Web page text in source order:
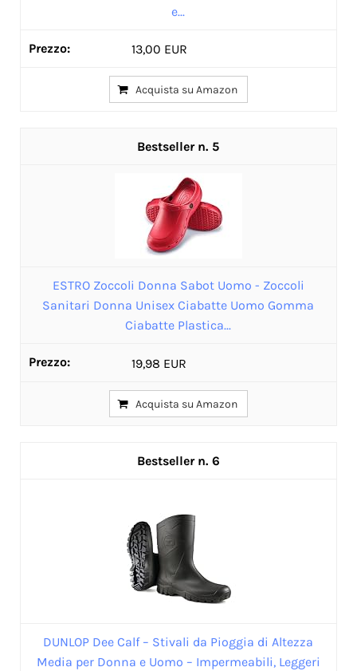
e...
13,00 EUR
Acquista su Amazon
5
ESTRO Zoccoli Donna Sabot Uomo - Zoccoli
Sanitari Donna Unisex Ciabatte Uomo Gomma
Ciabatte Plastica...
19,98 EUR
Acquista su Amazon
6
DUNLOP Dee Calf – Stivali da Pioggia di Altezza
Media per Donna e Uomo – Impermeabili, Leggeri